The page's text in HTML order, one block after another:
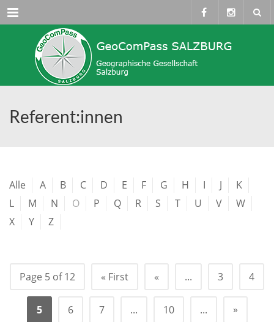
Menü
Referent:innen
Alle A B C D E F G H I J
K
L
M N O P Q R S T U V
W
X
Y Z
Page 5 of 12 « First « ... 3 4
5 6 7 ... 10 ... »